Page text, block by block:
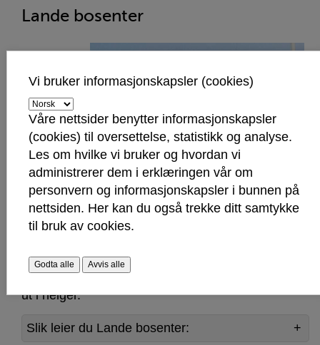
Lande bosenter
Utleielokalet ved Lande bosenter består av
kjøkken og 3 seksjoner. Det er plass til 40
personer i hver seksjon. Det leies ikke ut til
konfirmasjon, barndåp og lignende siden lokalet
ligger i tilknytning til et bosenter. Av den grunn må
også leietaker forlate lokalet senest kl.
forflytningshemmede/rullestolbrukere, samt
ut i helger.
Slik leier du Lande bosenter:
Vi bruker informasjonskapsler (cookies)
Våre nettsider benytter informasjonskapsler
(cookies) til oversettelse, statistikk og analyse.
Les om hvilke vi bruker og hvordan vi
administrerer dem i erklæringen vår om
personvern og informasjonskapsler i bunnen på
nettsiden. Her kan du også trekke ditt samtykke
til bruk av cookies.
Godta alle Avvis alle